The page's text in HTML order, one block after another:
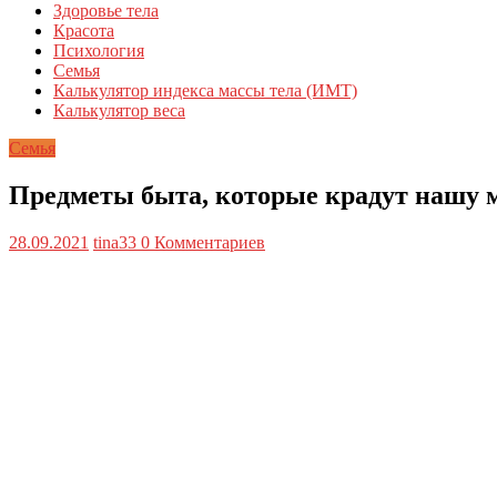
Здоровье тела
Красота
Психология
Семья
Калькулятор индекса массы тела (ИМТ)
Калькулятор веса
Семья
Предметы быта, которые крадут нашу
28.09.2021 tina33 0 Комментариев